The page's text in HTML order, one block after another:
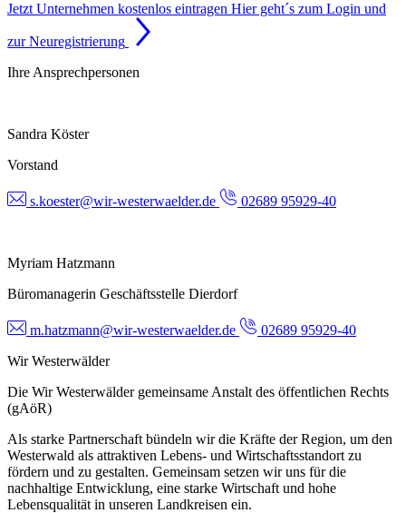
Jetzt Unternehmen kostenlos eintragen Hier geht´s zum Login und
zur Neuregistrierung
Ihre Ansprechpersonen
Sandra Köster
Vorstand
s.koester@wir-westerwaelder.de 02689 95929-40
Myriam Hatzmann
Büromanagerin Geschäftsstelle Dierdorf
m.hatzmann@wir-westerwaelder.de
02689 95929-40
Wir Westerwälder
Die Wir Westerwälder gemeinsame Anstalt des öffentlichen Rechts
(gAöR)
Als starke Partnerschaft bündeln wir die Kräfte der Region, um den
Westerwald als attraktiven Lebens- und Wirtschaftsstandort zu
fördern und zu gestalten. Gemeinsam setzen wir uns für die
nachhaltige Entwicklung, eine starke Wirtschaft und hohe
Lebensqualität in unseren Landkreisen ein.